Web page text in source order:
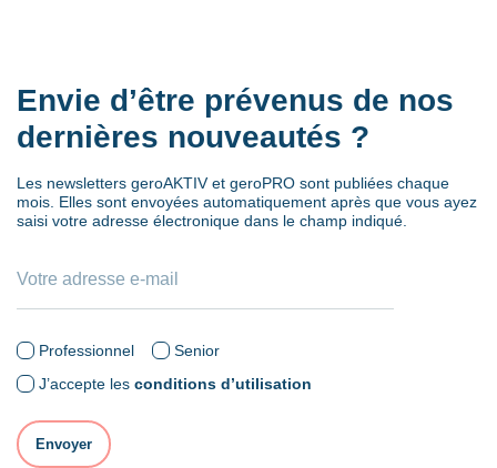
Envie d’être prévenus de nos
dernières nouveautés ?
Les newsletters geroAKTIV et geroPRO sont publiées chaque
mois. Elles sont envoyées automatiquement après que vous ayez
saisi votre adresse électronique dans le champ indiqué.
Professionnel
Senior
J’accepte les conditions d’utilisation